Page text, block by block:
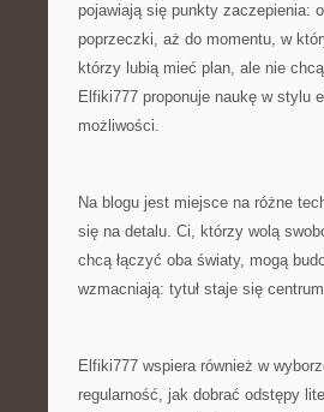
pojawiają się punkty zaczepienia:
poprzeczki, aż do momentu, w
którzy lubią mieć plan, ale nie
Elfiki777 proponuje naukę w stylu
możliwości.
Na blogu jest miejsce na różne
się na detalu. Ci, którzy wolą
chcą łączyć oba światy, mogą
wzmacniają: tytuł staje się
Elfiki777 wspiera również w
regularność, jak dobrać odstępy